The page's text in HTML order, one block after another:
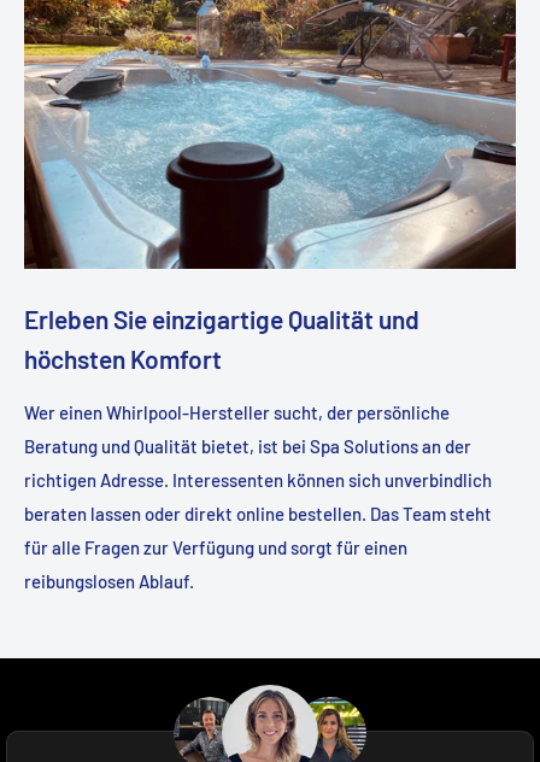
Erleben Sie einzigartige Qualität und
höchsten Komfort
Wer einen Whirlpool-Hersteller sucht, der persönliche
Beratung und Qualität bietet, ist bei Spa Solutions an der
richtigen Adresse. Interessenten können sich unverbindlich
beraten lassen oder direkt online bestellen. Das Team steht
für alle Fragen zur Verfügung und sorgt für einen
reibungslosen Ablauf.